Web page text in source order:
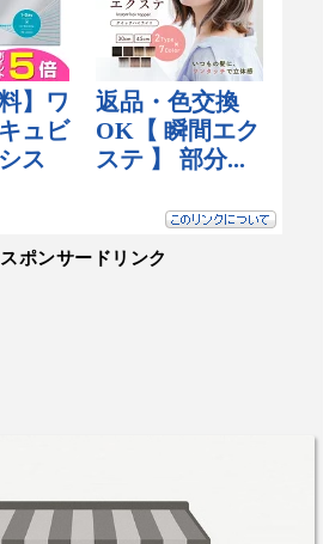
スポンサードリンク